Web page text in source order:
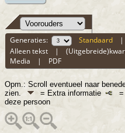
Generaties: Standaard
Alleen tekst |
Media | PDF
Opm.: Scroll eventueel naar
zien.
= Extra informatie
=
deze persoon